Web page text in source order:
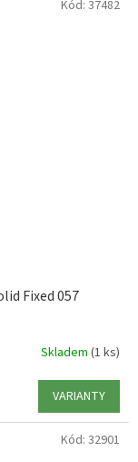
Fixed 057
Skladem (1 ks)
VARIANTY
Kód: 37482
Kód: 32901